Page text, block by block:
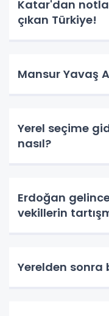
Katar'dan
çıkan Türkiye!
Mansur Yavaş
Yerel seçime
nasıl?
Erdoğan
vekillerin
Yerelden